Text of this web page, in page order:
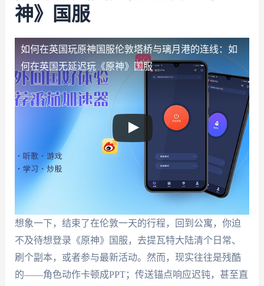
神》国服
如何在英国玩原神国服伦敦塔桥与璃月港的连线：如
何在英国无延迟玩《原神》国服
想象一下，结束了在伦敦一天的行程，回到公寓，你迫
不及待想登录《原神》国服，去提瓦特大陆清个日常、
刷个副本，或者参与最新活动。然而，现实往往是残酷
的——角色动作卡顿成PPT；传送锚点响应迟钝，甚至直